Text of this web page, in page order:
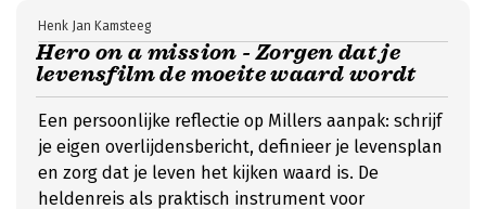
Hero on a mission - Zorgen dat je
levensfilm de moeite waard wordt
Henk Jan Kamsteeg
Een persoonlijke reflectie op Millers aanpak: schrijf
je eigen overlijdensbericht, definieer je levensplan
en zorg dat je leven het kijken waard is. De
heldenreis als praktisch instrument voor